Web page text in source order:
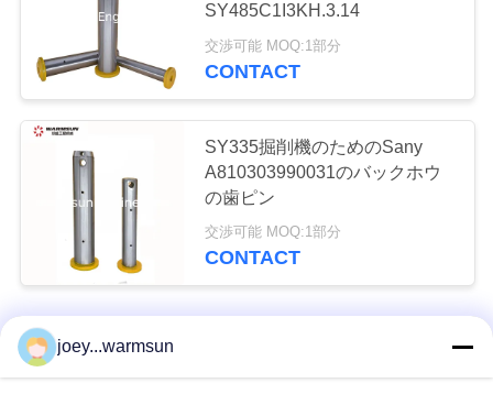
SY485C1I3KH.3.14
交渉可能 MOQ:1部分
CONTACT
SY335掘削機のためのSany
A810303990031のバックホウ
の歯ピン
交渉可能 MOQ:1部分
CONTACT
joey...warmsun